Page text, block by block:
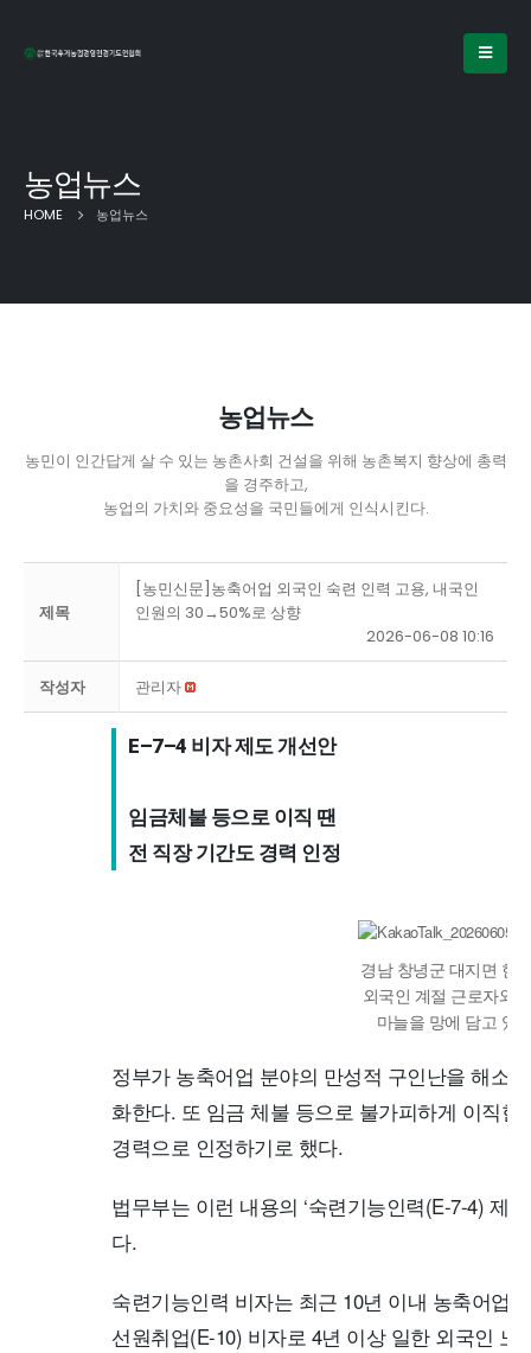
농업뉴스
HOME 농업뉴스
농업뉴스
농민이 인간답게 살 수 있는 농촌사회 건설을 위해 농촌복지 향상에 총력
을 경주하고,
농업의 가치와 중요성을 국민들에게 인식시킨다.
제목
[농민신문]농축어업 외국인 숙련 인력 고용, 내국인
인원의 30→50%로 상향
2026-06-08 10:16
작성자 관리자
E–7–4 비자 제도 개선안
임금체불 등으로 이직 땐
전 직장 기간도 경력 인정
경남 창녕군 대지면 한
외국인 계절 근로자와
마늘을 망에 담고 있
정부가 농축어업 분야의 만성적 구인난을 해소
화한다. 또 임금 체불 등으로 불가피하게 이직
경력으로 인정하기로 했다.
법무부는 이런 내용의 ‘숙련기능인력(E-7-4) 제
다.
숙련기능인력 비자는 최근 10년 이내 농축어업
선원취업(E-10) 비자로 4년 이상 일한 외국인